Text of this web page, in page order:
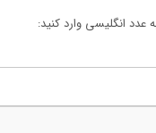
عدد انگلیسی وارد کنید: